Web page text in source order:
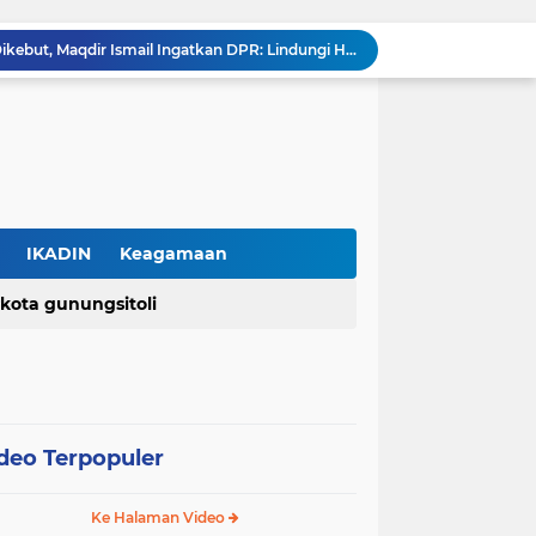
RUU Perampasan Aset Dikebut, Maqdir Ismail Ingatkan DPR: Lindungi Hak Milik Warga dan Cegah Penyalahgunaan Wewenang
Agusman Lawölö Resmi Dilantik sebagai Ketua PMLI Periode 2026–2031, Siap Perkuat Persatuan Marga Lawölö
Kuasa Hukum Keluarga Agnis Jance Zebua Desak Mabes Polri Ungkap Pelaku, "Di Mana Keadilan Itu?"
IKADIN
(2)
Keagamaan
(2)
kota gunungsitoli
Terpopuler
Ke Halaman Video